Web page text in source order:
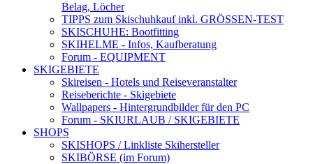
Belag, Löcher
TIPPS zum Skischuhkaufinkl. GRÖSSEN-TEST
SKISCHUHE: Bootfitting
SKIHELME - Infos, Kaufberatung
Forum - EQUIPMENT
SKIGEBIETE
Skireisen - Hotels und Reiseveranstalter
Reiseberichte - Skigebiete
Wallpapers - Hintergrundbilder für den PC
Forum - SKIURLAUB / SKIGEBIETE
SHOPS
SKISHOPS / Linkliste Skihersteller
SKIBÖRSE (im Forum)